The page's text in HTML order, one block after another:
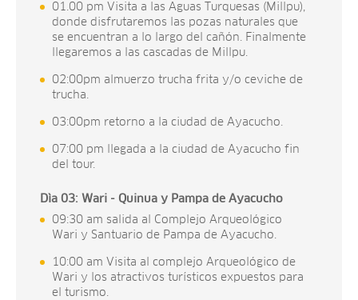
01.00 pm Visita a las Aguas Turquesas (Millpu),
donde disfrutaremos las pozas naturales que
se encuentran a lo largo del cañón. Finalmente
llegaremos a las cascadas de Millpu.
02:00pm almuerzo trucha frita y/o ceviche de
trucha.
03:00pm retorno a la ciudad de Ayacucho.
07:00 pm llegada a la ciudad de Ayacucho fin
del tour.
Dìa 03: Wari - Quinua y Pampa de Ayacucho
09:30 am salida al Complejo Arqueológico
Wari y Santuario de Pampa de Ayacucho.
10:00 am Visita al complejo Arqueológico de
Wari y los atractivos turísticos expuestos para
el turismo.